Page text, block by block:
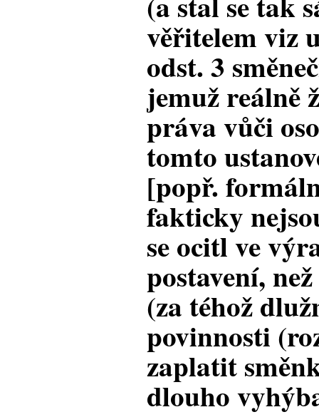
věřitelem viz
odst. 3
jemuž reálně
práva vůči
tomto
[popř.
fakticky
se ocitl ve
postavení,
(za téhož
povinnosti
zaplatit
dlouho